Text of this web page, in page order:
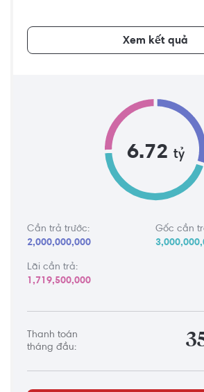
Xem kết quả
6.72 tỷ
Cần trả trước:
2,000,000,000
Gốc cần
Lãi cần trả:
1,719,500,000
Thanh toán
tháng đầu: